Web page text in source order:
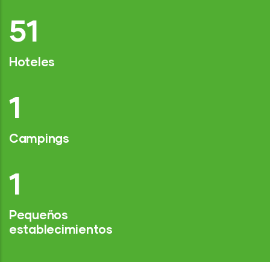
75
Hoteles
2
Campings
1
Pequeños
establecimientos